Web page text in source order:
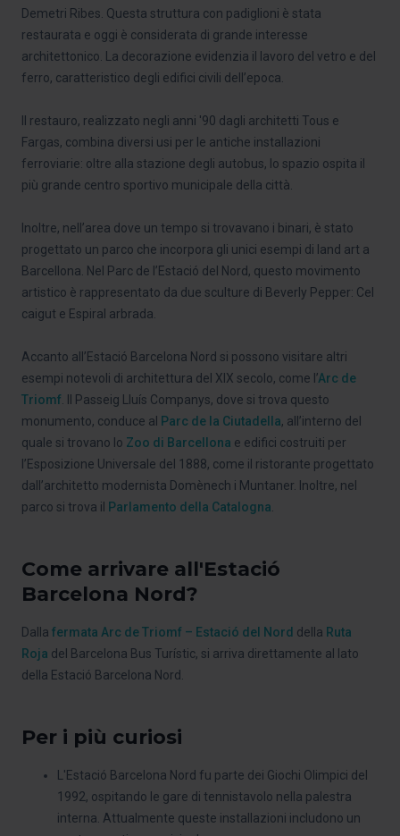
Demetri Ribes. Questa struttura con padiglioni è stata
restaurata e oggi è considerata di grande interesse
architettonico. La decorazione evidenzia il lavoro del vetro e del
ferro, caratteristico degli edifici civili dell’epoca.
Il restauro, realizzato negli anni '90 dagli architetti Tous e
Fargas, combina diversi usi per le antiche installazioni
ferroviarie: oltre alla stazione degli autobus, lo spazio ospita il
più grande centro sportivo municipale della città.
Inoltre, nell’area dove un tempo si trovavano i binari, è stato
progettato un parco che incorpora gli unici esempi di land art a
Barcellona. Nel Parc de l’Estació del Nord, questo movimento
artistico è rappresentato da due sculture di Beverly Pepper: Cel
caigut e Espiral arbrada.
Accanto all’Estació Barcelona Nord si possono visitare altri
esempi notevoli di architettura del XIX secolo, come l’Arc de
Triomf . Il Passeig Lluís Companys, dove si trova questo
monumento, conduce al
Parc de la Ciutadella, all’interno del
quale si trovano lo Zoo di Barcellona e edifici costruiti per
l’Esposizione Universale del 1888, come il ristorante progettato
dall’architetto modernista Domènech i Muntaner. Inoltre, nel
parco si trova il
Parlamento della Catalogna
Come arrivare all'Estació
Barcelona Nord?
Dalla fermata Arc de Triomf – Estació del Nord della Ruta
Roja del Barcelona Bus Turístic, si arriva direttamente al lato
della Estació Barcelona Nord.
Per i più curiosi
L'Estació Barcelona Nord fu parte dei Giochi Olimpici del
1992, ospitando le gare di tennistavolo nella palestra
interna. Attualmente queste installazioni includono un